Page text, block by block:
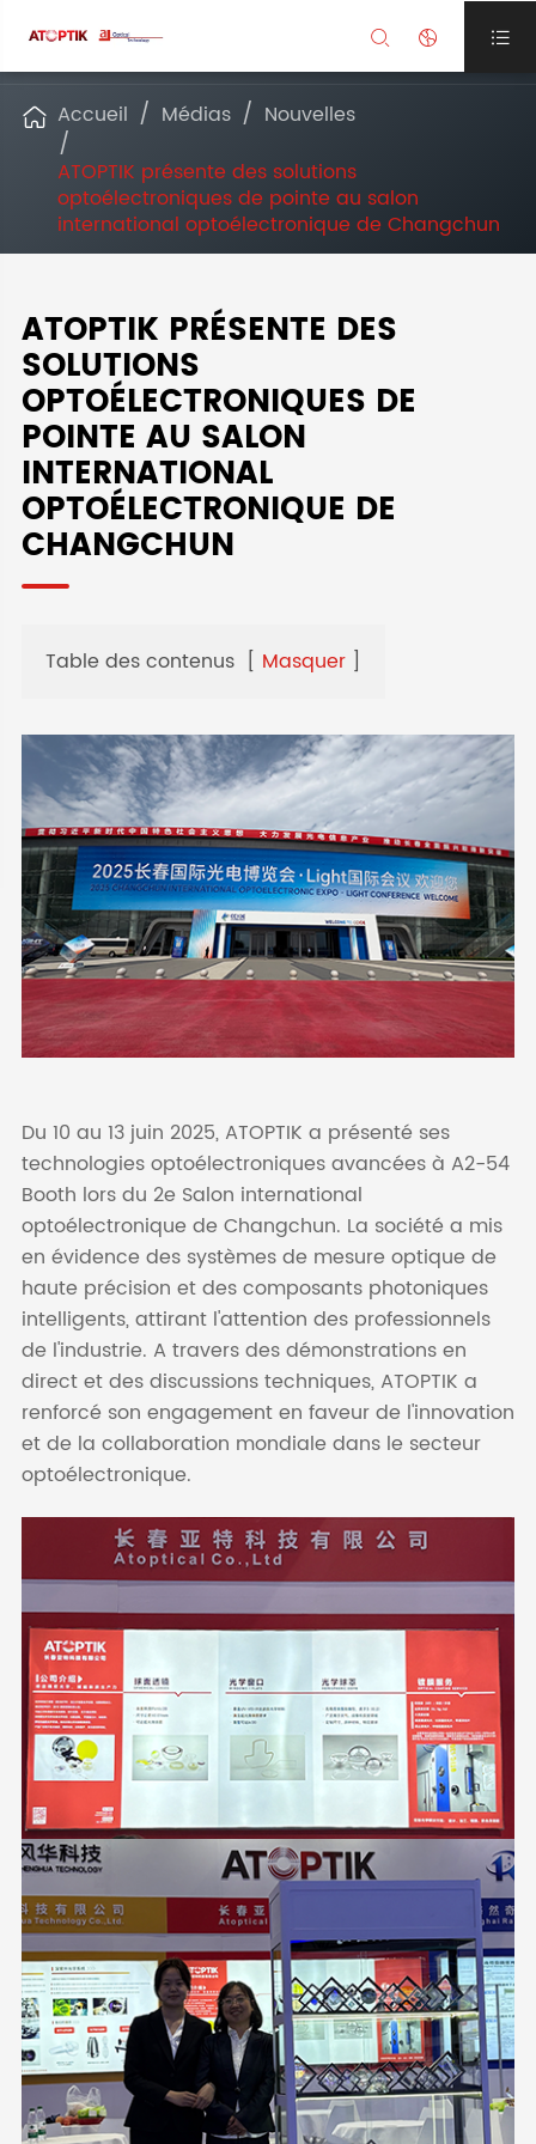
  
 Accueil Médias
Nouvelles
ATOPTIK présente des solutions
optoélectroniques de pointe au salon
international optoélectronique de Changchun
ATOPTIK PRÉSENTE DES
SOLUTIONS
OPTOÉLECTRONIQUES DE
POINTE AU SALON
INTERNATIONAL
OPTOÉLECTRONIQUE DE
CHANGCHUN
Table des contenus [ Masquer ]
Du 10 au 13 juin 2025, ATOPTIK a présenté ses
technologies optoélectroniques avancées à A2-54
Booth lors du 2e Salon international
optoélectronique de Changchun. La société a mis
en évidence des systèmes de mesure optique de
haute précision et des composants photoniques
intelligents, attirant l'attention des professionnels
de l'industrie. A travers des démonstrations en
direct et des discussions techniques, ATOPTIK a
renforcé son engagement en faveur de l'innovation
et de la collaboration mondiale dans le secteur
optoélectronique.